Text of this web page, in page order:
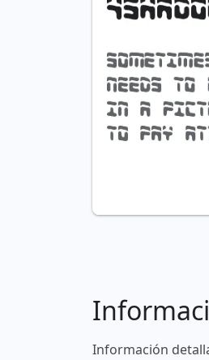
Información